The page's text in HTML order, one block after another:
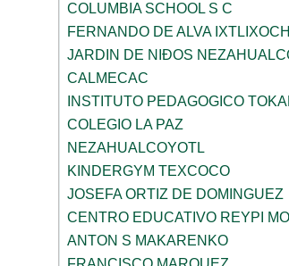
COLUMBIA SCHOOL S C
FERNANDO DE ALVA
JARDIN DE NIÐOS
CALMECAC
INSTITUTO PEDAGOGICO
COLEGIO LA PAZ
NEZAHUALCOYOTL
KINDERGYM TEXCOCO
JOSEFA ORTIZ DE DOMINGUEZ
CENTRO EDUCATIVO REYPI
ANTON S MAKARENKO